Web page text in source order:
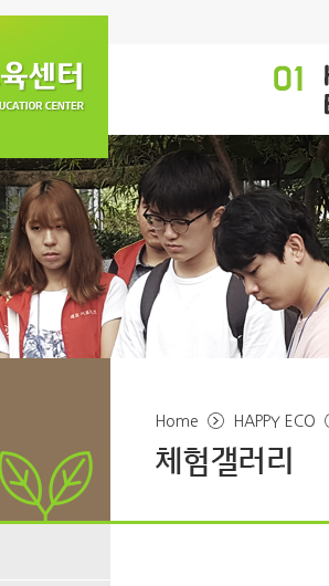
Home HAPPY ECO